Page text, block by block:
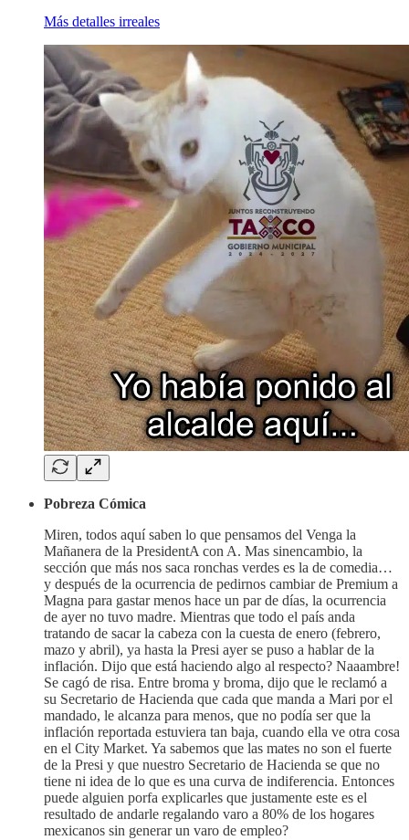
Más detalles irreales
Pobreza Cómica
Miren, todos aquí saben lo que pensamos del Venga la
Mañanera de la PresidentA con A. Mas sinencambio, la
sección que más nos saca ronchas verdes es la de comedia…
y después de la ocurrencia de pedirnos cambiar de Premium a
Magna para gastar menos hace un par de días, la ocurrencia
de ayer no tuvo madre. Mientras que todo el país anda
tratando de sacar la cabeza con la cuesta de enero (febrero,
mazo y abril), ya hasta la Presi ayer se puso a hablar de la
inflación. Dijo que está haciendo algo al respecto? Naaambre!
Se cagó de risa. Entre broma y broma, dijo que le reclamó a
su Secretario de Hacienda que cada que manda a Mari por el
mandado, le alcanza para menos, que no podía ser que la
inflación reportada estuviera tan baja, cuando ella ve otra cosa
en el City Market. Ya sabemos que las mates no son el fuerte
de la Presi y que nuestro Secretario de Hacienda se que no
tiene ni idea de lo que es una curva de indiferencia. Entonces
puede alguien porfa explicarles que justamente este es el
resultado de andarle regalando varo a 80% de los hogares
mexicanos sin generar un varo de empleo?